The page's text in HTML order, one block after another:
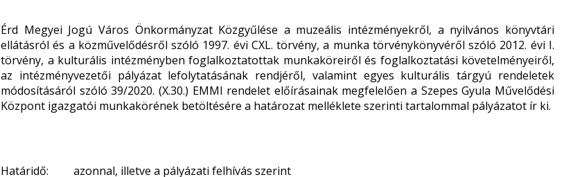
Érd Megyei Jogú Város Önkormányzat Közgyűlése a muzeális intézményekről, a nyilvános könyvtári
ellátásról és a közművelődésről szóló 1997. évi CXL. törvény, a munka törvénykönyvéről szóló 2012. évi I.
törvény, a kulturális intézményben foglalkoztatottak munkaköreiről és foglalkoztatási követelményeiről,
az intézményvezetői pályázat lefolytatásának rendjéről, valamint egyes kulturális tárgyú rendeletek
módosításáról szóló 39/2020. (X.30.) EMMI rendelet előírásainak megfelelően a Szepes Gyula Művelődési
Központ igazgatói munkakörének betöltésére a határozat melléklete szerinti tartalommal pályázatot ír ki.
Határidő: azonnal, illetve a pályázati felhívás szerint